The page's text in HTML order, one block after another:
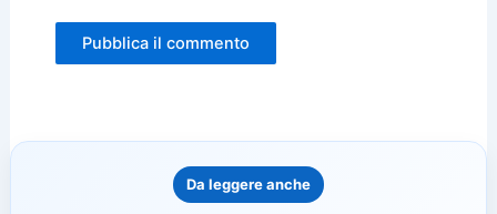
Da leggere anche